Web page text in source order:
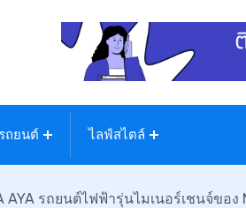
ถยนต์ ไลฟ์สไตล์
AYA รถยนต์ไฟฟ้ารุ่นไมเนอร์เชนจ์ขอ